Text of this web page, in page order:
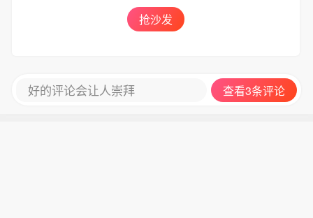
抢沙发
好的评论会让人崇拜 查看3条评论